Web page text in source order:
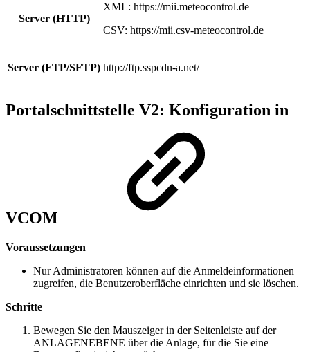
Server (HTTP)
XML: https://mii.meteocontrol.de
CSV: https://mii.csv-meteocontrol.de
Server (FTP/SFTP) http://ftp.sspcdn-a.net/
Portalschnittstelle V2: Konfiguration in
VCOM
Voraussetzungen
Nur Administratoren können auf die Anmeldeinformationen
zugreifen, die Benutzeroberfläche einrichten und sie löschen.
Schritte
Bewegen Sie den Mauszeiger in der Seitenleiste auf der
ANLAGENEBENE über die Anlage, für die Sie eine